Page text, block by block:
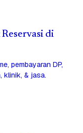
di
pembayaran DP,
klinik, & jasa.